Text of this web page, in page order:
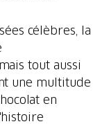
célèbres, la
tout aussi
une multitude
en